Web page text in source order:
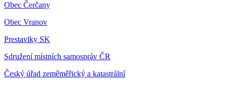
Obec Čerčany
Obec Vranov
Prestavlky SK
Sdružení místních samospráv ČR
Český úřad zeměměřický a katastrální